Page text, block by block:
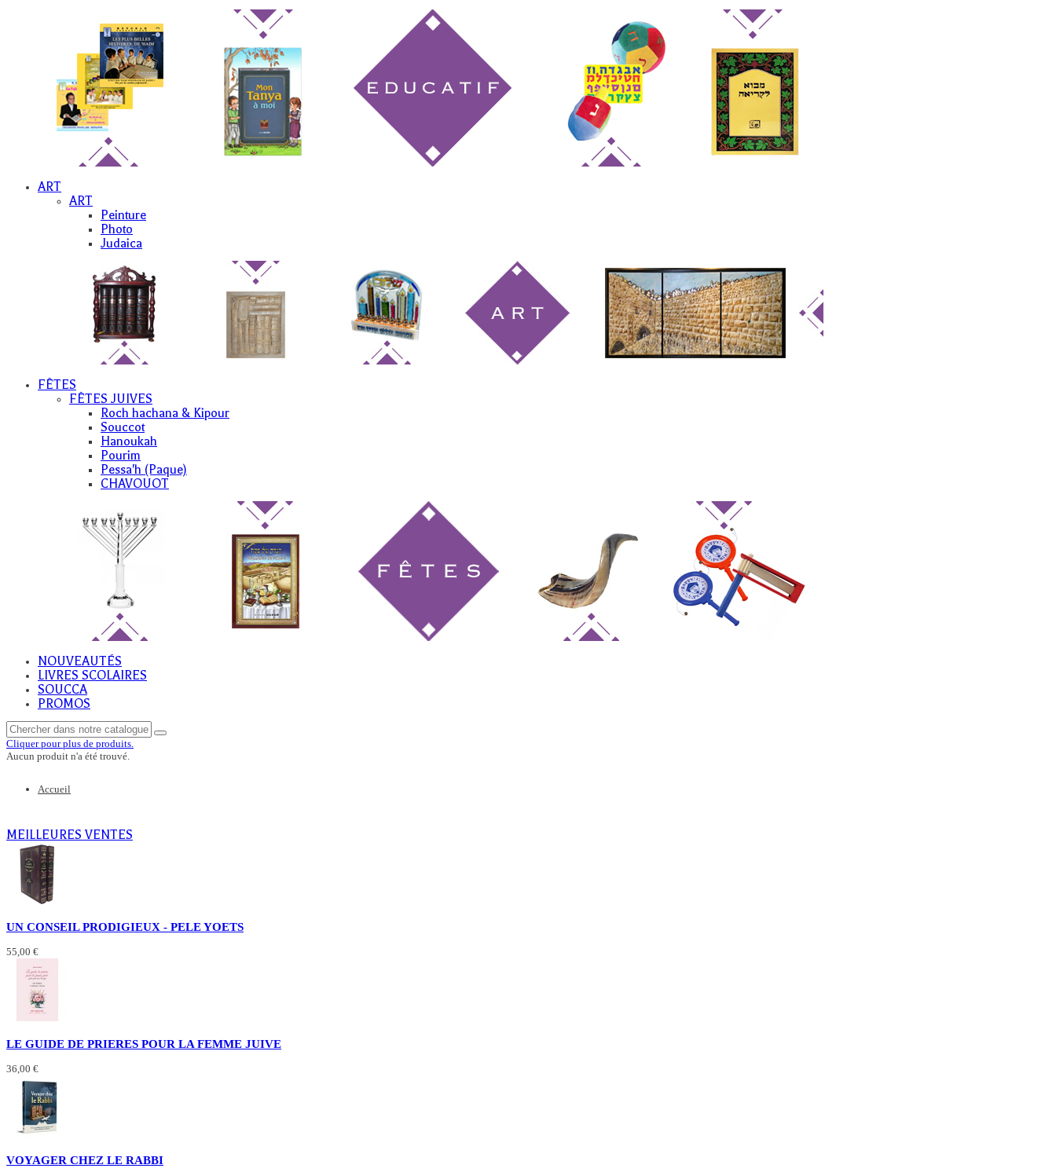
ART
ART
Peinture
Photo
Judaica
FÊTES
FÊTES JUIVES
Roch hachana & Kipour
Souccot
Hanoukah
Pourim
Pessa'h (Paque)
CHAVOUOT
NOUVEAUTÉS
LIVRES SCOLAIRES
SOUCCA
PROMOS
Cliquer pour plus de produits.
Aucun produit n'a été trouvé.
Accueil
MEILLEURES VENTES
UN CONSEIL PRODIGIEUX - PELE YOETS
55,00 €
LE GUIDE DE PRIERES POUR LA FEMME JUIVE
36,00 €
VOYAGER CHEZ LE RABBI